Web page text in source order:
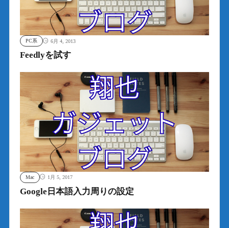
PC系 6月 4, 2013
Feedlyを試す
Mac 1月 5, 2017
Google日本語入力周りの設定